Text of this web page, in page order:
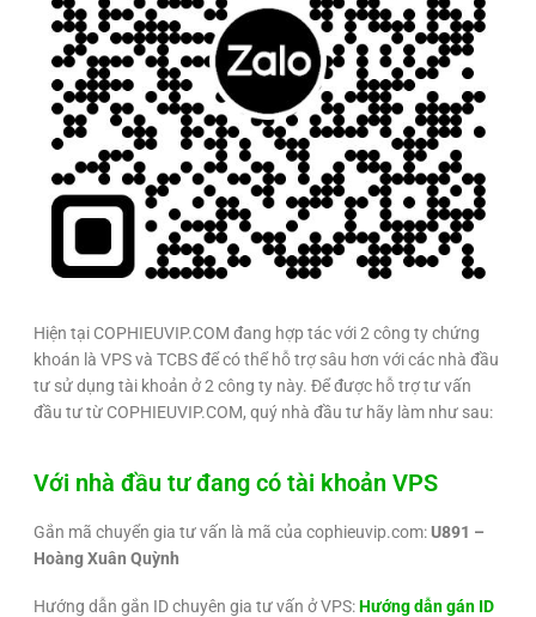
Hiện tại COPHIEUVIP.COM đang hợp tác với 2 công ty chứng
khoán là VPS và TCBS để có thể hỗ trợ sâu hơn với các nhà đầu
tư sử dụng tài khoản ở 2 công ty này. Để được hỗ trợ tư vấn
đầu tư từ COPHIEUVIP.COM, quý nhà đầu tư hãy làm như sau:
Với nhà đầu tư đang có tài khoản VPS
Gắn mã chuyển gia tư vấn là mã của cophieuvip.com:U891 –
Hoàng Xuân Quỳnh
Hướng dẫn gắn ID chuyên gia tư vấn ở VPS:Hướng dẫn gán ID